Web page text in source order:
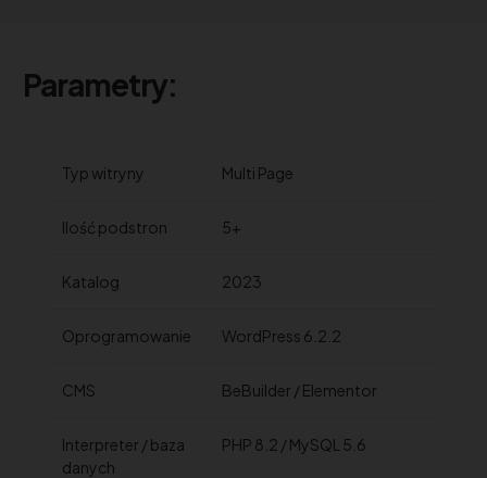
Parametry:
Typ witryny Multi Page
Ilość podstron 5+
Katalog 2023
Oprogramowanie WordPress 6.2.2
CMS BeBuilder / Elementor
Interpreter / baza
danych
PHP 8.2 / MySQL 5.6